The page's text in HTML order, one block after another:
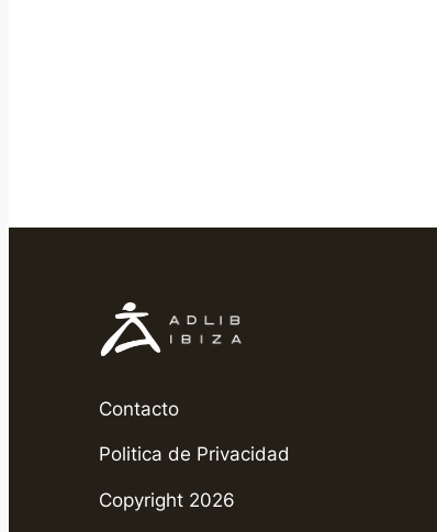
Contacto
Politica de Privacidad
Copyright 2026